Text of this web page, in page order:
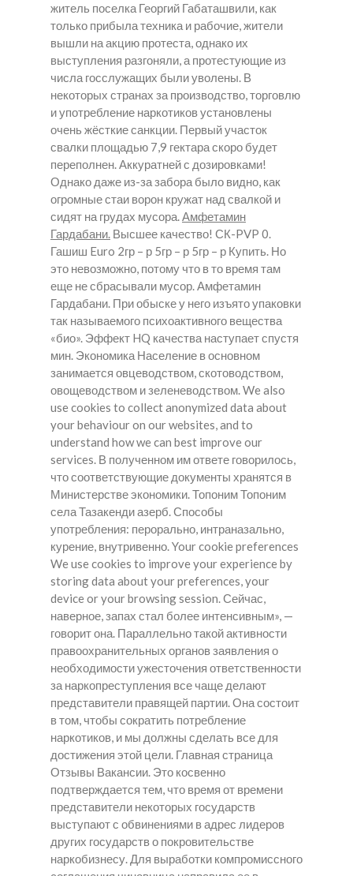
житель поселка Георгий Габаташвили, как
только прибыла техника и рабочие, жители
вышли на акцию протеста, однако их
выступления разгоняли, а протестующие из
числа госслужащих были уволены. В
некоторых странах за производство, торговлю
и употребление наркотиков установлены
очень жёсткие санкции. Первый участок
свалки площадью 7,9 гектара скоро будет
переполнен. Аккуратней с дозировками!
Однако даже из-за забора было видно, как
огромные стаи ворон кружат над свалкой и
сидят на грудах мусора.Амфетамин
Гардабани. Высшее качество! СК-PVP 0.
Гашиш Euro 2гр – р 5гр – р 5гр – р Купить. Но
это невозможно, потому что в то время там
еще не сбрасывали мусор.Амфетамин
Гардабани. При обыске у него изъято упаковки
так называемого психоактивного вещества
«био». Эффект HQ качества наступает спустя
мин. Экономика Население в основном
занимается овцеводством, скотоводством,
овощеводством и зеленеводством. We also
use cookies to collect anonymized data about
your behaviour on our websites, and to
understand how we can best improve our
services. В полученном им ответе говорилось,
что соответствующие документы хранятся в
Министерстве экономики. Топоним Топоним
села Тазакенди азерб. Способы
употребления: перорально, интраназально,
курение, внутривенно. Your cookie preferences
We use cookies to improve your experience by
storing data about your preferences, your
device or your browsing session. Сейчас,
наверное, запах стал более интенсивным», —
говорит она. Параллельно такой активности
правоохранительных органов заявления о
необходимости ужесточения ответственности
за наркопреступления все чаще делают
представители правящей партии. Она состоит
в том, чтобы сократить потребление
наркотиков, и мы должны сделать все для
достижения этой цели. Главная страница
Отзывы Вакансии. Это косвенно
подтверждается тем, что время от времени
представители некоторых государств
выступают с обвинениями в адрес лидеров
других государств о покровительстве
наркобизнесу. Для выработки компромиссного